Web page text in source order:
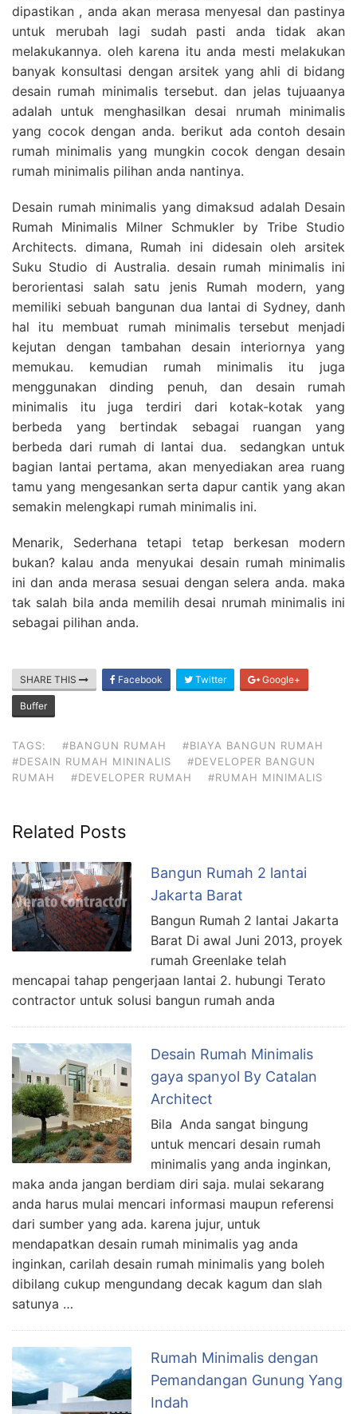
dipastikan , anda akan merasa menyesal dan pastinya
untuk merubah lagi sudah pasti anda tidak akan
melakukannya. oleh karena itu anda mesti melakukan
banyak konsultasi dengan arsitek yang ahli di bidang
desain rumah minimalis tersebut. dan jelas tujuaanya
adalah untuk menghasilkan desai nrumah minimalis
yang cocok dengan anda. berikut ada contoh desain
rumah minimalis yang mungkin cocok dengan desain
rumah minimalis pilihan anda nantinya.
Desain rumah minimalis yang dimaksud adalah Desain
Rumah Minimalis Milner Schmukler by Tribe Studio
Architects. dimana, Rumah ini didesain oleh arsitek
Suku Studio di Australia. desain rumah minimalis ini
berorientasi salah satu jenis Rumah modern, yang
memiliki sebuah bangunan dua lantai di Sydney, danh
hal itu membuat rumah minimalis tersebut menjadi
kejutan dengan tambahan desain interiornya yang
memukau. kemudian rumah minimalis itu juga
menggunakan dinding penuh, dan desain rumah
minimalis itu juga terdiri dari kotak-kotak yang
berbeda yang bertindak sebagai ruangan yang
berbeda dari rumah di lantai dua. sedangkan untuk
bagian lantai pertama, akan menyediakan area ruang
tamu yang mengesankan serta dapur cantik yang akan
semakin melengkapi rumah minimalis ini.
Menarik, Sederhana tetapi tetap berkesan modern
bukan? kalau anda menyukai desain rumah minimalis
ini dan anda merasa sesuai dengan selera anda. maka
tak salah bila anda memilih desai nrumah minimalis ini
sebagai pilihan anda.
SHARE THIS Facebook Twitter Google+
Buffer
TAGS: #BANGUN RUMAH
#BIAYA BANGUN RUMAH
#DESAIN RUMAH MININALIS
#DEVELOPER BANGUN
RUMAH
#DEVELOPER RUMAH #RUMAH MINIMALIS
Related Posts
Bangun Rumah 2 lantai
Jakarta Barat
Bangun Rumah 2 lantai Jakarta
Barat Di awal Juni 2013, proyek
rumah Greenlake telah
mencapai tahap pengerjaan lantai 2. hubungi Terato
contractor untuk solusi bangun rumah anda
Desain Rumah Minimalis
gaya spanyol By Catalan
Architect
Bila Anda sangat bingung
untuk mencari desain rumah
minimalis yang anda inginkan,
maka anda jangan berdiam diri saja. mulai sekarang
anda harus mulai mencari informasi maupun referensi
dari sumber yang ada. karena jujur, untuk
mendapatkan desain rumah minimalis yag anda
inginkan, carilah desain rumah minimalis yang boleh
dibilang cukup mengundang decak kagum dan slah
satunya …
Rumah Minimalis dengan
Pemandangan Gunung Yang
Indah